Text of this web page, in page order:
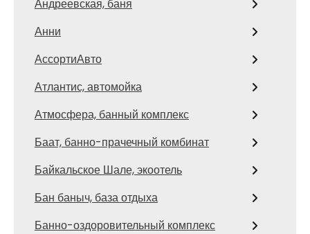
Андреевская, баня
Анни
АссортиАвто
Атлантис, автомойка
Атмосфера, банный комплекс
Баат, банно-прачечный комбинат
Байкальское Шале, экоотель
Бан баныч, база отдыха
Банно-оздоровительный комплекс